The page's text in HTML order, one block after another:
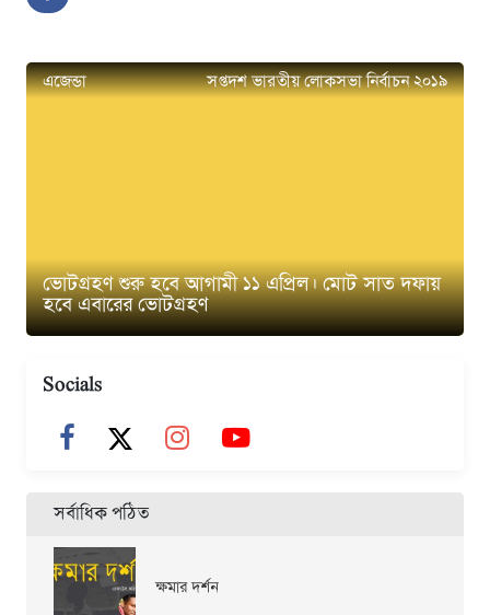
এজেন্ডা সপ্তদশ ভারতীয় লোকসভা নির্বাচন ২০১৯
ভোটগ্রহণ শুরু হবে আগামী ১১ এপ্রিল। মোট সাত দফায়
হবে এবারের ভোটগ্রহণ
Socials
সর্বাধিক পঠিত
ক্ষমার দর্শন